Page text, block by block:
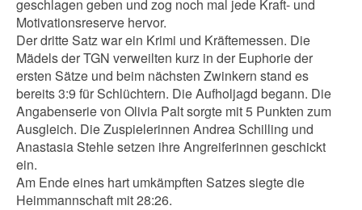
geschlagen geben und zog noch mal jede Kraft- und
Motivationsreserve hervor.
Der dritte Satz war ein Krimi und Kräftemessen. Die
Mädels der TGN verweilten kurz in der Euphorie der
ersten Sätze und beim nächsten Zwinkern stand es
bereits 3:9 für Schlüchtern. Die Aufholjagd begann. Die
Angabenserie von Olivia Palt sorgte mit 5 Punkten zum
Ausgleich. Die Zuspielerinnen Andrea Schilling und
Anastasia Stehle setzen ihre Angreiferinnen geschickt
ein.
Am Ende eines hart umkämpften Satzes siegte die
Heimmannschaft mit 28:26.